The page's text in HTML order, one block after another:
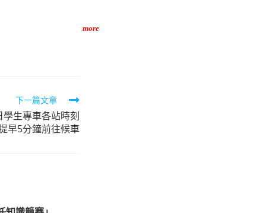
下一篇文章
生專車各站時刻
早5分鐘前往候車
more